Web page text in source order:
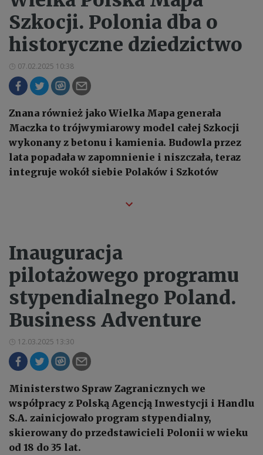
Szkocji. Polonia dba o
historyczne dziedzictwo
07.02.2025 10:38
Znana również jako Wielka Mapa generała
Maczka to trójwymiarowy model całej Szkocji
wykonany z betonu i kamienia. Budowla przez
lata popadała w zapomnienie i niszczała, teraz
integruje wokół siebie Polaków i Szkotów
Inauguracja
pilotażowego programu
stypendialnego Poland.
Business Adventure
12.03.2025 13:30
Ministerstwo Spraw Zagranicznych we
współpracy z Polską Agencją Inwestycji i Handlu
S.A. zainicjowało program stypendialny,
skierowany do przedstawicieli Polonii w wieku
od 18 do 35 lat.